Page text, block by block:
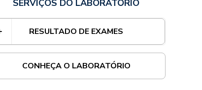
SERVIÇOS DO LABORATÓRIO
RESULTADO DE EXAMES
CONHEÇA O LABORATÓRIO